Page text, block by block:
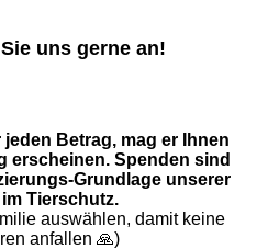
uns gerne an!
Betrag, mag er Ihnen
erscheinen. Spenden sind
Grundlage unserer
Tierschutz.
auswählen, damit keine
anfallen 🙏)